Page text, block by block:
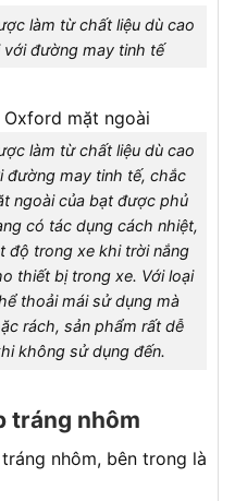
làm từ chất liệu dù cao
đường may tinh tế
làm từ chất liệu dù cao
đường may tinh tế, chắc
ngoài của bạt được phủ
có tác dụng cách nhiệt,
độ trong xe khi trời nắng
thiết bị trong xe. Với loại
thoải mái sử dụng mà
rách, sản phẩm rất dễ
không sử dụng đến.
tráng nhôm
nhôm, bên trong là